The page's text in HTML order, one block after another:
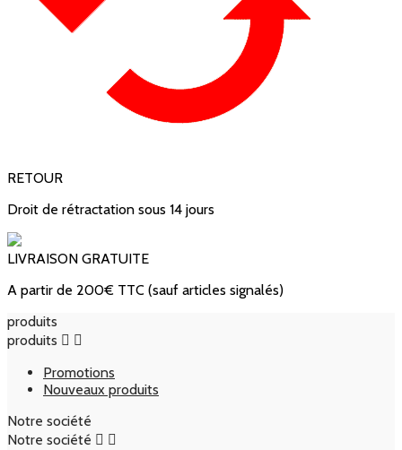
RETOUR
Droit de rétractation sous 14 jours
LIVRAISON GRATUITE
A partir de 200€ TTC (sauf articles signalés)
produits
produits  
Promotions
Nouveaux produits
Notre société
Notre société  